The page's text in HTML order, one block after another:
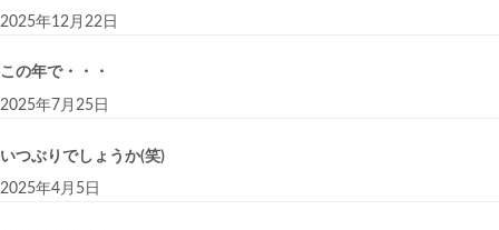
2025年12月22日
この年で・・・
2025年7月25日
いつぶりでしょうか(笑)
2025年4月5日